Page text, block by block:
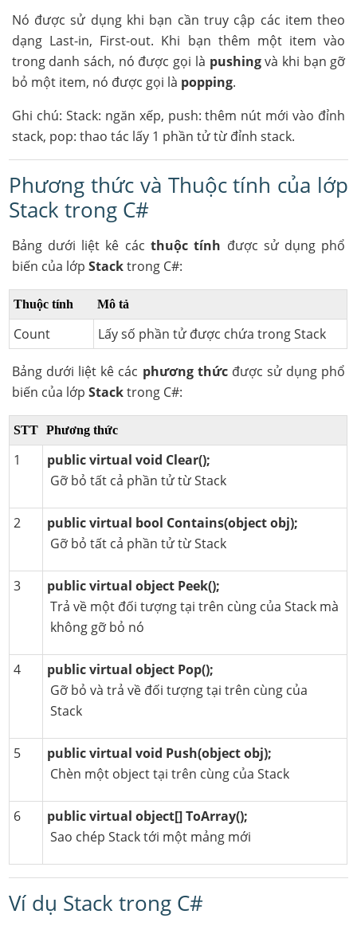
Nó được sử dụng khi bạn cần truy cập các item theo
dạng Last-in, First-out. Khi bạn thêm một item vào
trong danh sách, nó được gọi là pushingvà khi bạn gỡ
bỏ một item, nó được gọi là popping.
Ghi chú: Stack: ngăn xếp, push: thêm nút mới vào đỉnh
stack, pop: thao tác lấy 1 phần tử từ đỉnh stack.
Phương thức và Thuộc tính của lớp
Stack trong C#
Bảng dưới liệt kê các thuộc tính được sử dụng phổ
biến của lớp Stacktrong C#:
Thuộc tính Mô tả
Count Lấy số phần tử được chứa trong Stack
Bảng dưới liệt kê các phương thứcđược sử dụng phổ
biến của lớp Stacktrong C#:
STT Phương thức
1
public virtual void Clear();
Gỡ bỏ tất cả phần tử từ Stack
2
public virtual bool Contains(object obj);
Gỡ bỏ tất cả phần tử từ Stack
3
public virtual object Peek();
Trả về một đối tượng tại trên cùng của Stack mà
không gỡ bỏ nó
4
public virtual object Pop();
Gỡ bỏ và trả về đối tượng tại trên cùng của
Stack
5
public virtual void Push(object obj);
Chèn một object tại trên cùng của Stack
6
public virtual object[] ToArray();
Sao chép Stack tới một mảng mới
Ví dụ Stack trong C#